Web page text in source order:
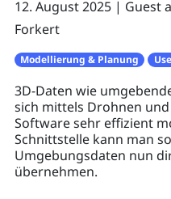
12. August 2025
Guest
Forkert
Modellierung & Planung
3D-Daten wie
sich mittels Drohnen und
Software sehr effizient
Schnittstelle kann man
Umgebungsdaten nun
übernehmen.